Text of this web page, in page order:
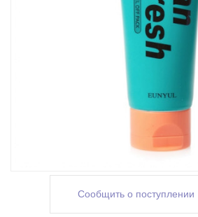
Сообщить о поступлении